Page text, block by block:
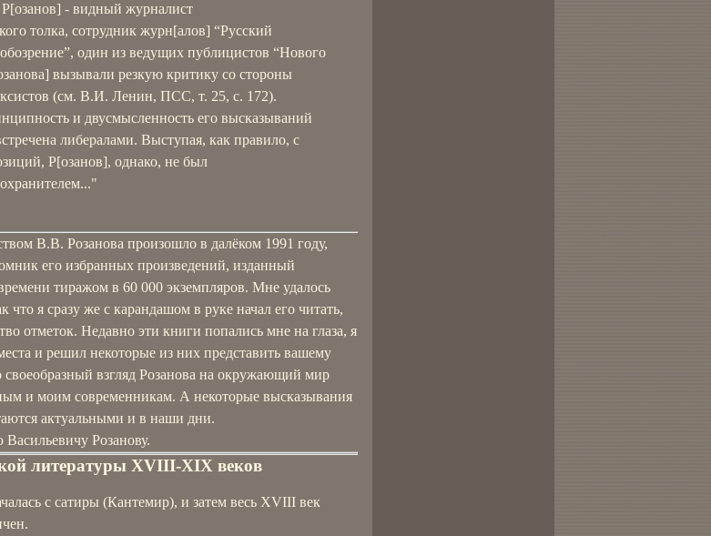
- видный журналист
толка, сотрудник журн[алов] “Русский
один из ведущих публицистов “Нового
вызывали резкую критику со стороны
(см. В.И. Ленин, ПСС, т. 25, с. 172).
и двусмысленность его высказываний
либералами. Выступая, как правило, с
Р[озанов], однако, не был
В.В. Розанова произошло в далёком 1991 году,
его избранных произведений, изданный
тиражом в 60 000 экземпляров. Мне удалось
что я сразу же с карандашом в руке начал его читать,
отметок. Недавно эти книги попались мне на глаза, я
и решил некоторые из них представить вашему
взгляд Розанова на окружающий мир
и моим современникам. А некоторые высказывания
актуальными и в наши дни.
Розанову.
литературы XVIII-XIX веков
с сатиры (Кантемир), и затем весь XVIII век